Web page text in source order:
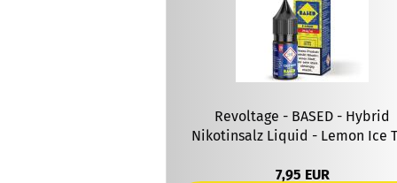
Revoltage - BASED - Hybrid
Nikotinsalz Liquid - Lemon Ice
7,95 EUR